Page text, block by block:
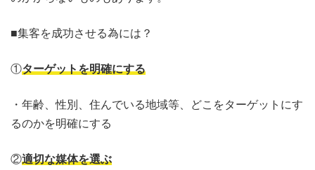
■集客を成功させる為には？
①ターゲットを明確にする
・年齢、性別、住んでいる地域等、どこをターゲットにす
るのかを明確にする
②適切な媒体を選ぶ